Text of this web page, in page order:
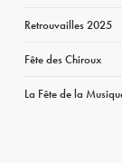
Retrouvailles 2025
Fête des Chiroux
La Fête de la